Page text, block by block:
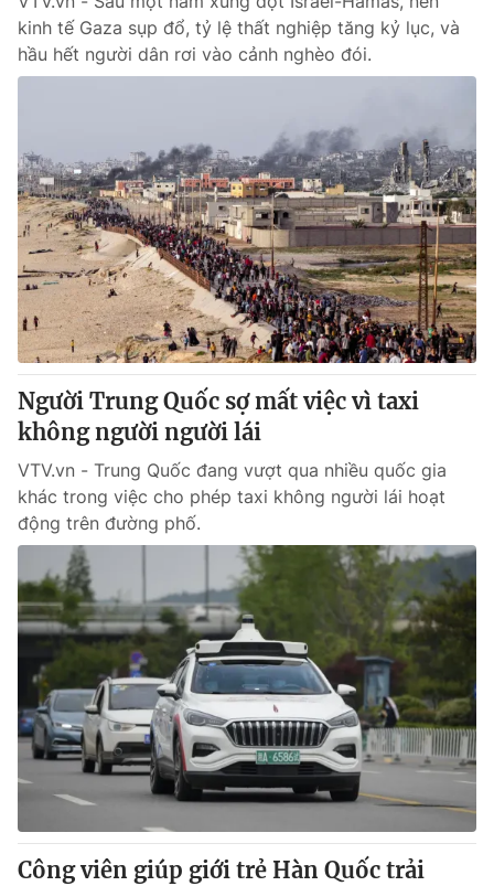
kinh tế Gaza sụp đổ, tỷ lệ thất nghiệp tăng kỷ lục, và
hầu hết người dân rơi vào cảnh nghèo đói.
Người Trung Quốc sợ mất việc vì taxi
không người người lái
VTV.vn - Trung Quốc đang vượt qua nhiều quốc gia
khác trong việc cho phép taxi không người lái hoạt
động trên đường phố.
Công viên giúp giới trẻ Hàn Quốc trải